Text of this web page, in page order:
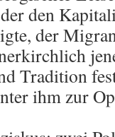
den
der
Tradition
ihm zur